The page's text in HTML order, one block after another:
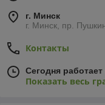
г. Минск
г. Минск, пр.
Контакты
Сегодня
Показать весь